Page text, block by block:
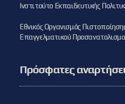
Ινστιτούτο Εκπαιδευτικής
Εθνικός Οργανισμός
Επαγγελματικού
Πρόσφατες